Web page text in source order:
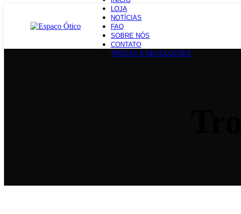
LOJA
NOTÍCIAS
FAQ
SOBRE NÓS
CONTATO
TROCAS E DEVOLUÇÕES